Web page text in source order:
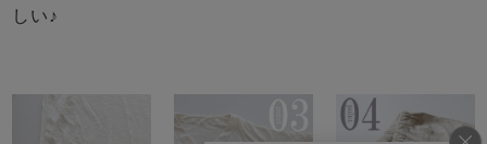
しい♪